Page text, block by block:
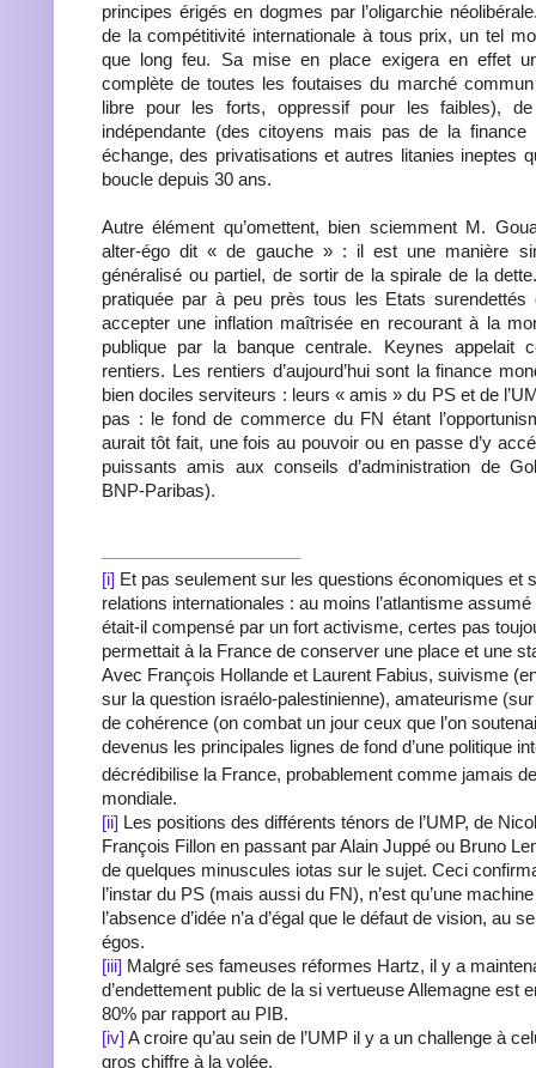
principes érigés en dogmes par l’oligarchie
de la compétitivité internationale à tous prix, un tel
que long feu. Sa mise en place exigera en effet
complète de toutes les foutaises du marché
libre pour les forts, oppressif pour les faibles),
indépendante (des citoyens mais pas de la finance
échange, des privatisations et autres litanies ineptes
boucle depuis 30 ans.
Autre élément qu’omettent, bien sciemment M.
alter-égo dit « de gauche » : il est une manière
généralisé ou partiel, de sortir de la spirale de la
pratiquée par à peu près tous les Etats
accepter une inflation maîtrisée en recourant à la
publique par la banque centrale. Keynes appelait
rentiers. Les rentiers d’aujourd’hui sont la finance
bien dociles serviteurs : leurs « amis » du PS et de
pas : le fond de commerce du FN étant
aurait tôt fait, une fois au pouvoir ou en passe d’y
puissants amis aux conseils d’administration de
BNP-Paribas).
[i] Et pas seulement sur les questions économiques et
relations internationales : au moins l’atlantisme
était-il compensé par un fort activisme, certes pas
permettait à la France de conserver une place et une
Avec François Hollande et Laurent Fabius, suivisme
sur la question israélo-palestinienne), amateurisme
de cohérence (on combat un jour ceux que l’on
devenus les principales lignes de fond d’une politique
décrédibilise la France, probablement comme jamais
mondiale.
[ii] Les positions des différents ténors de l’UMP, de
François Fillon en passant par Alain Juppé ou Bruno
de quelques minuscules iotas sur le sujet. Ceci
l’instar du PS (mais aussi du FN), n’est qu’une
l’absence d’idée n’a d’égal que le défaut de vision, au
égos.
[iii] Malgré ses fameuses réformes Hartz, il y a
d’endettement public de la si vertueuse Allemagne est
80% par rapport au PIB.
[iv] A croire qu’au sein de l’UMP il y a un challenge à
gros chiffre à la volée.